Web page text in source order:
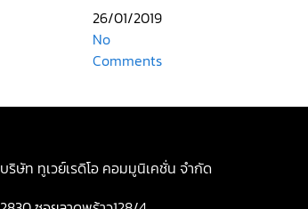
26/01/2019
No
Comments
บริษัท ทูเวย์เรดิโอ คอมมูนิเคชั่น จำกัด